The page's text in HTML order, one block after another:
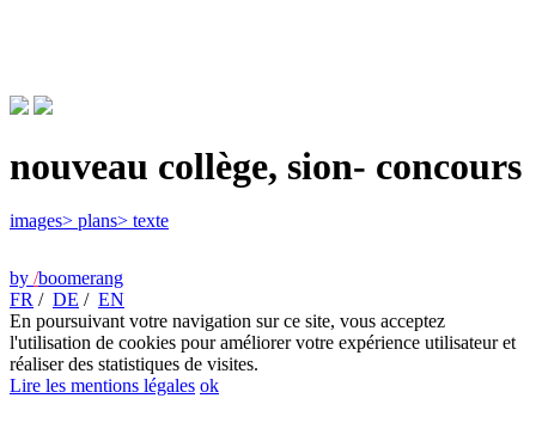
nouveau collège, sion- concours
images> plans> texte
by /boomerang
FR / DE / EN
En poursuivant votre navigation sur ce site, vous acceptez
l'utilisation de cookies pour améliorer votre expérience utilisateur et
réaliser des statistiques de visites.
Lire les mentions légales ok